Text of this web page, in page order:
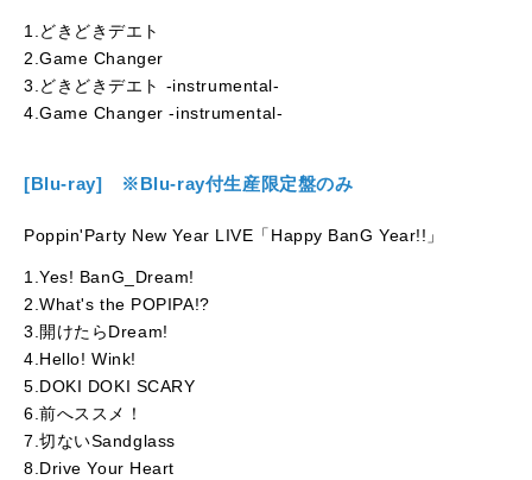
1.どきどきデエト
2.Game Changer
3.どきどきデエト -instrumental-
4.Game Changer -instrumental-
[Blu-ray] ※Blu-ray付生産限定盤のみ
Poppin'Party New Year LIVE「Happy BanG Year!!」
1.Yes! BanG_Dream!
2.What's the POPIPA!?
3.開けたらDream!
4.Hello! Wink!
5.DOKI DOKI SCARY
6.前へススメ！
7.切ないSandglass
8.Drive Your Heart